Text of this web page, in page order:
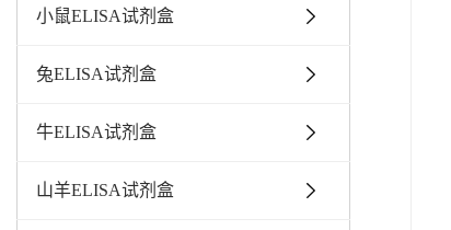
小鼠ELISA试剂盒
兔ELISA试剂盒
牛ELISA试剂盒
山羊ELISA试剂盒